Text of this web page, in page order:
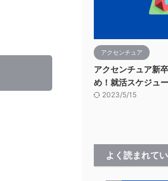
アクセンチュア
アクセンチュア新
め！就活スケジュ
2023/5/15
よく読まれて